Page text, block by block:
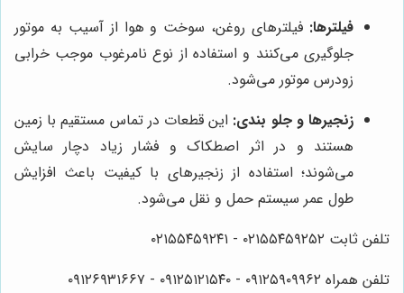
فیلترها: فیلترهای روغن، سوخت و هوا از آسیب به موتور
جلوگیری می‌کنند و استفاده از نوع نامرغوب موجب خرابی
زودرس موتور می‌شود.
زنجیرها و جلو بندی: این قطعات در تماس مستقیم با زمین
هستند و در اثر اصطکاک و فشار زیاد دچار سایش
می‌شوند؛ استفاده از زنجیرهای با کیفیت باعث افزایش
طول عمر سیستم حمل و نقل می‌شود.
تلفن ثابت ۰۲۱۵۵۴۵۹۲۵۲ - ۰۲۱۵۵۴۵۹۲۴۱
تلفن همراه ۰۹۱۲۵۹۰۹۹۶۲ - ۰۹۱۲۵۱۲۱۵۴۰‌‌‌ - ۰۹۱۲۶۹۳۱۶۶۷